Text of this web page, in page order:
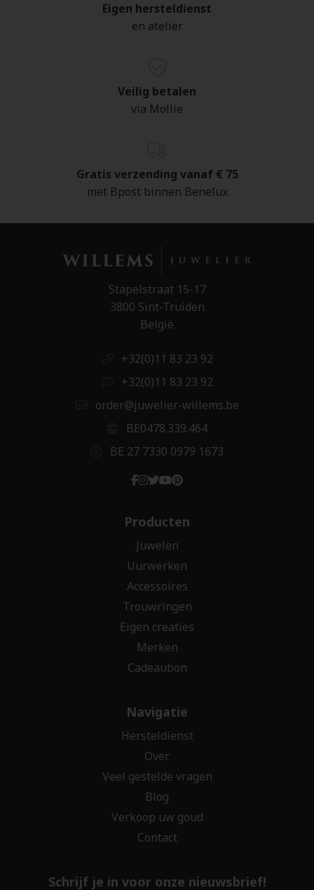
Eigen hersteldienst
en atelier
Veilig betalen
via Mollie
Gratis verzending vanaf € 75
met Bpost binnen Benelux
Stapelstraat 15-17
3800 Sint-Truiden
België
+32(0)11 83 23 92
+32(0)11 83 23 92
order@juwelier-willems.be
BE0478.339.464
BE 27 7330 0979 1673
Producten
Juwelen
Uurwerken
Accessoires
Trouwringen
Eigen creaties
Merken
Cadeaubon
Navigatie
Hersteldienst
Over
Veel gestelde vragen
Blog
Verkoop uw goud
Contact
Schrijf je in voor onze nieuwsbrief!